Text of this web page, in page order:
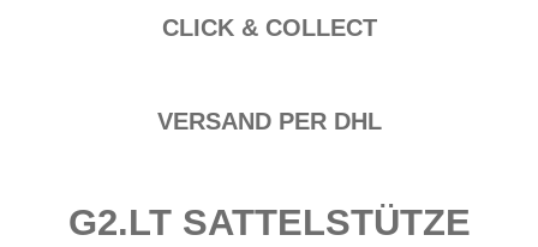
CLICK & COLLECT
VERSAND PER DHL
G2.LT SATTELSTÜTZE